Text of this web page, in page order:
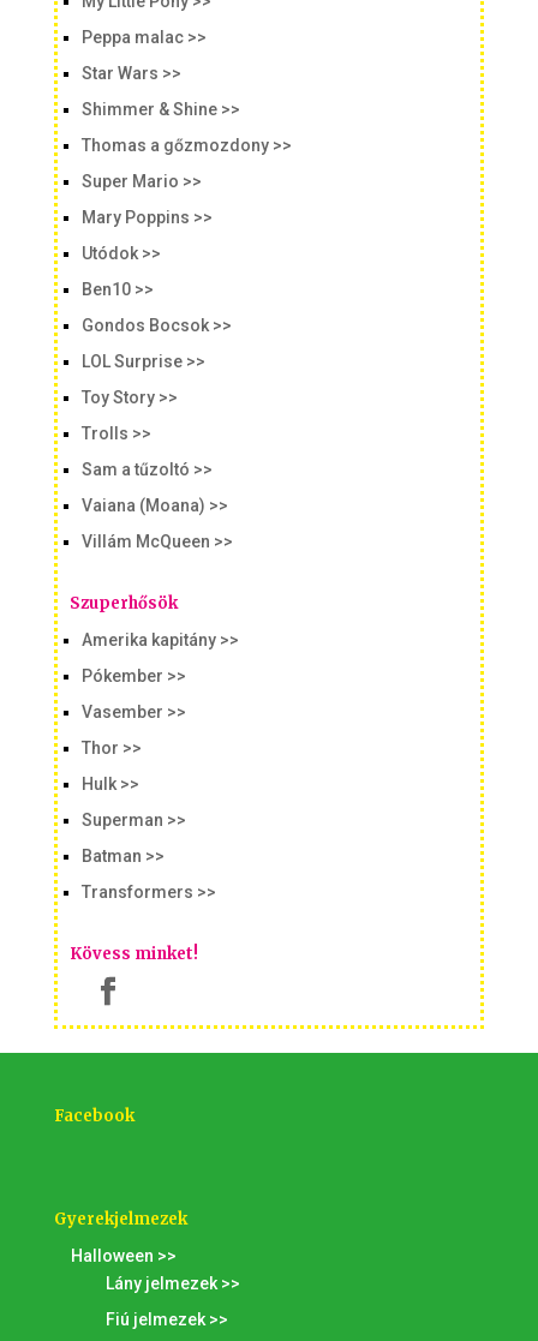
Peppa malac >>
Star Wars >>
Shimmer & Shine >>
Thomas a gőzmozdony >>
Super Mario >>
Mary Poppins >>
Utódok >>
Ben10 >>
Gondos Bocsok >>
LOL Surprise >>
Toy Story >>
Trolls >>
Sam a tűzoltó >>
Vaiana (Moana) >>
Villám McQueen >>
Szuperhősök
Amerika kapitány >>
Pókember >>
Vasember >>
Thor >>
Hulk >>
Superman >>
Batman >>
Transformers >>
Kövess minket!
Facebook
Gyerekjelmezek
Halloween >>
Lány jelmezek >>
Fiú jelmezek >>